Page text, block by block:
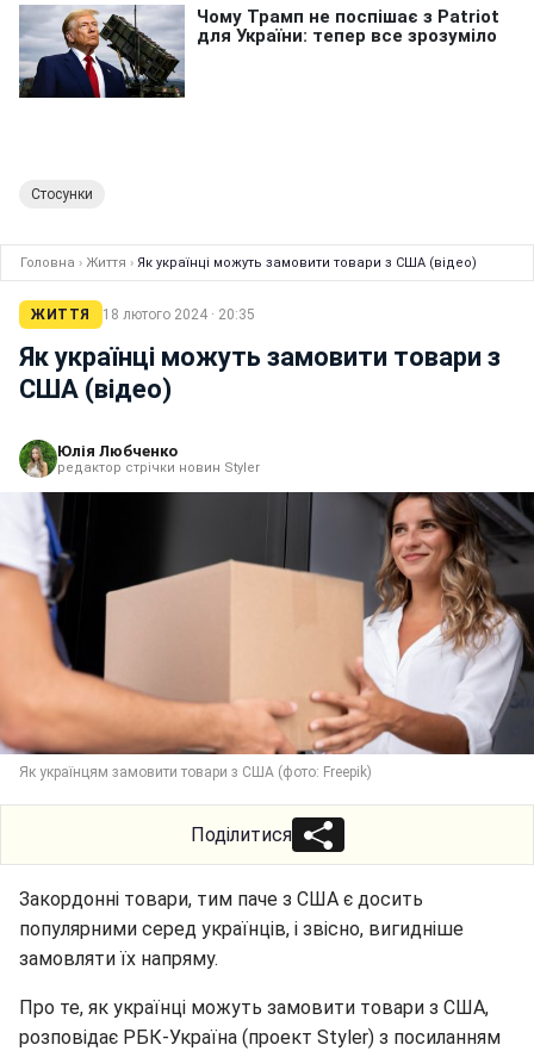
Стосунки
Головна › Життя › Як українці можуть замовити товари з США (відео)
ЖИТТЯ 18 лютого 2024 · 20:35
Як українці можуть замовити товари з
США (відео)
Юлія Любченко
редактор стрічки новин Styler
Як українцям замовити товари з США (фото: Freepik)
Поділитися
Закордонні товари, тим паче з США є досить
популярними серед українців, і звісно, вигидніше
замовляти їх напряму.
Про те, як українці можуть замовити товари з США,
розповідає РБК-Україна (проект Styler) з посиланням